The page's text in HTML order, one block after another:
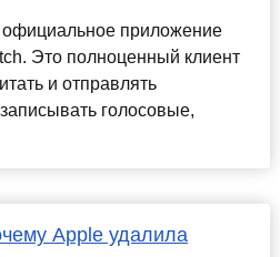
приложение
Это полноценный клиент
и отправлять
голосовые,
Apple удалила